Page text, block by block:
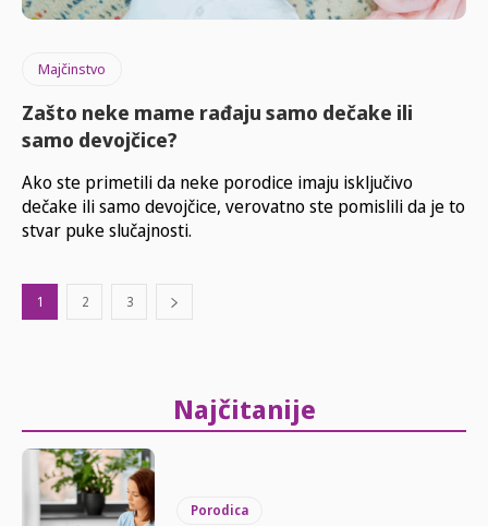
Majčinstvo
Zašto neke mame rađaju samo dečake ili
samo devojčice?
Ako ste primetili da neke porodice imaju isključivo
dečake ili samo devojčice, verovatno ste pomislili da je to
stvar puke slučajnosti.
1 2 3
Najčitanije
Porodica